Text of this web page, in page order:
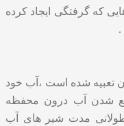
که گرفتگی ایجاد کرده
.
تعبیه شده است ،آب خود
شدن آب درون محفظه
طولانی مدت شیر های آب